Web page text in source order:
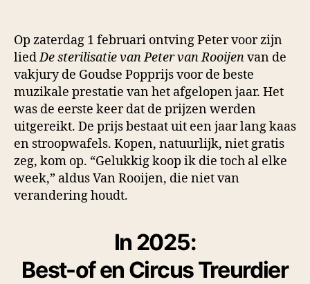
Op zaterdag 1 februari ontving Peter voor zijn
liedDe sterilisatie van Peter van Rooijenvan de
vakjury de Goudse Popprijs voor de beste
muzikale prestatie van het afgelopen jaar. Het
was de eerste keer dat de prijzen werden
uitgereikt. De prijs bestaat uit een jaar lang kaas
en stroopwafels. Kopen, natuurlijk, niet gratis
zeg, kom op. “Gelukkig koop ik die toch al elke
week,” aldus Van Rooijen, die niet van
verandering houdt.
In 2025:
Best-of en Circus Treurdier